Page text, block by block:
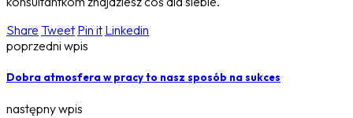
Share Tweet Pin it Linkedin
poprzedni wpis
Dobra atmosfera w pracy to nasz sposób na sukces
następny wpis